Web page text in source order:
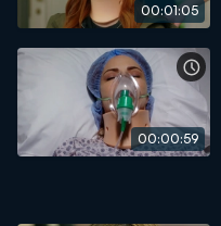
00:01:05
00:00:59